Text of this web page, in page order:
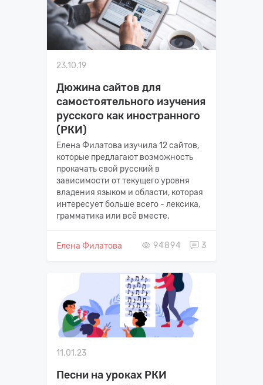
23.10.19
Дюжина сайтов для
самостоятельного изучения
русского как иностранного
(РКИ)
Елена Филатова изучила 12 сайтов,
которые предлагают возможность
прокачать свой русский в
зависимости от текущего уровня
владения языком и области, которая
интересует больше всего - лексика,
грамматика или всё вместе.
Елена Филатова 94894 3
11.01.23
Песни на уроках РКИ